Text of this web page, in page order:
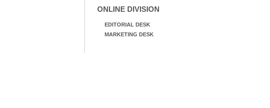
ONLINE DIVISION
EDITORIAL DESK
MARKETING DESK